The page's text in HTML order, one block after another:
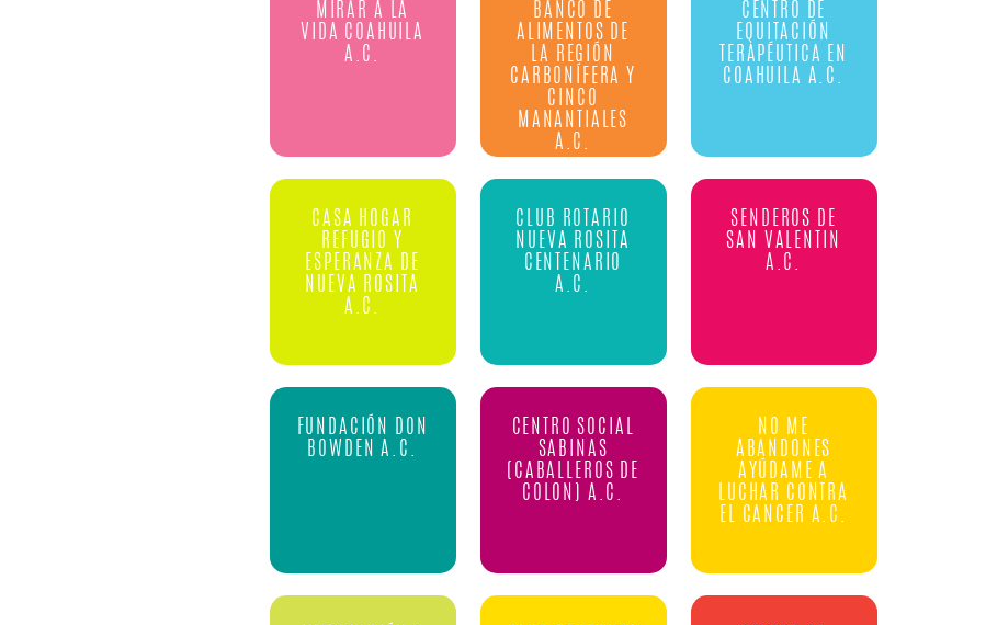
MIRAR A LA
VIDA COAHUILA
A.C.
BANCO DE
ALIMENTOS DE
LA REGIÓN
CARBONÍFERA Y
CINCO
MANANTIALES
A.C.
CENTRO DE
EQUITACIÓN
TERAPÉUTICA EN
COAHUILA A.C.
CASA HOGAR
REFUGIO Y
ESPERANZA DE
NUEVA ROSITA
A.C.
CLUB ROTARIO
NUEVA ROSITA
CENTENARIO
A.C.
SENDEROS DE
SAN VALENTIN
A.C.
FUNDACIÓN DON
BOWDEN A.C.
CENTRO SOCIAL
SABINAS
(CABALLEROS DE
COLON) A.C.
NO ME
ABANDONES
AYÚDAME A
LUCHAR CONTRA
EL CANCER A.C.